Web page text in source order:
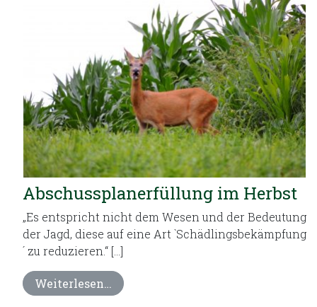
Abschussplanerfüllung im Herbst
„Es entspricht nicht dem Wesen und der Bedeutung
der Jagd, diese auf eine Art `Schädlingsbekämpfung
´ zu reduzieren.“ […]
Weiterlesen…